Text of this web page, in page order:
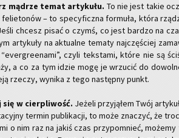
mą­drze temat ar­ty­ku­łu. To nie jest takie
– to spe­cy­ficz­na for­mu­ła, która
chcesz pisać o czymś, co jest bar­dzo na
ar­ty­ku­ły na ak­tu­al­ne te­ma­ty naj­czę­ściej
czyli tek­sta­mi, które nie są
a co za tym idzie mogę je wrzu­cić do
rze­czy, wy­ni­ka z tego na­stęp­ny punkt.
się w cier­pli­wość. Je­że­li przy­ją­łem Twój
ter­min pu­bli­ka­cji, to może zna­czyć, że
o nim raz na jakiś czas przy­po­mnieć,